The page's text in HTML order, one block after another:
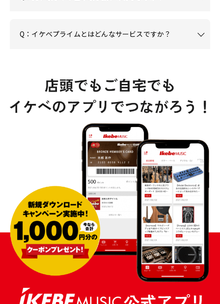
Q：イケベプライムとはどんなサービスですか？